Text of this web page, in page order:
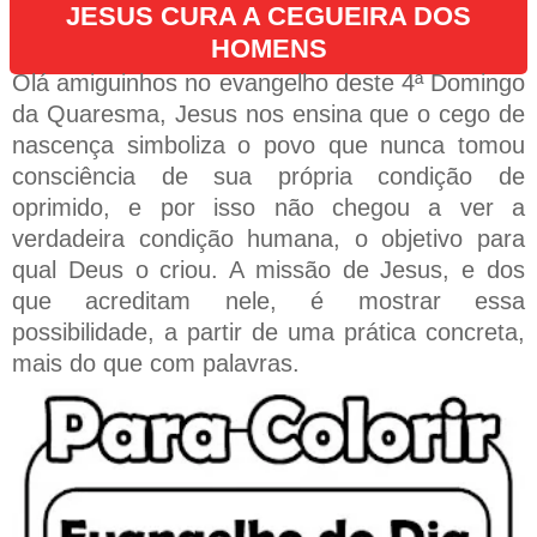
JESUS CURA A CEGUEIRA DOS
HOMENS
Olá amiguinhos no evangelho deste 4ª Domingo
da Quaresma, Jesus nos ensina que o cego de
nascença simboliza o povo que nunca tomou
consciência de sua própria condição de
oprimido, e por isso não chegou a ver a
verdadeira condição humana, o objetivo para
qual Deus o criou. A missão de Jesus, e dos
que acreditam nele, é mostrar essa
possibilidade, a partir de uma prática concreta,
mais do que com palavras.